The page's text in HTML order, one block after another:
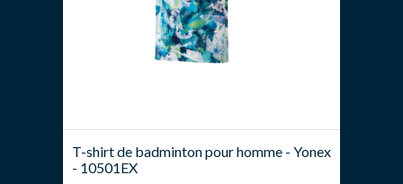
T-shirt de badminton pour homme - Yonex
- 10501EX